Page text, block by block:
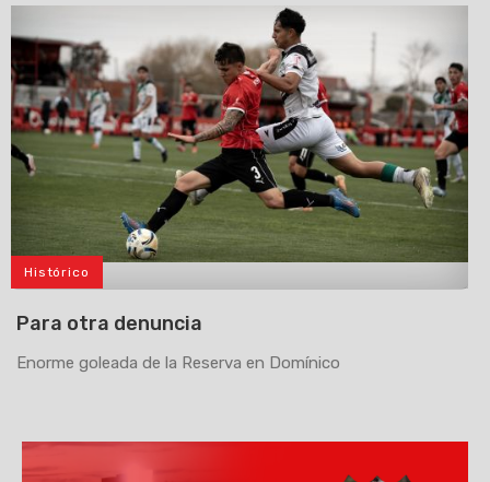
Histórico
Para otra denuncia
Enorme goleada de la Reserva en Domínico